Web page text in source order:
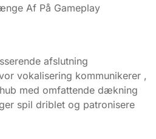
Af På Gameplay
afslutning
vokalisering kommunikerer ,
med omfattende dækning
spil driblet og patronisere